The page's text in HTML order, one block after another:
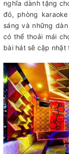
nghĩa dành tặng
đó, phòng
sáng và những
có thể thoải mái
bài hát sẽ cập nhật